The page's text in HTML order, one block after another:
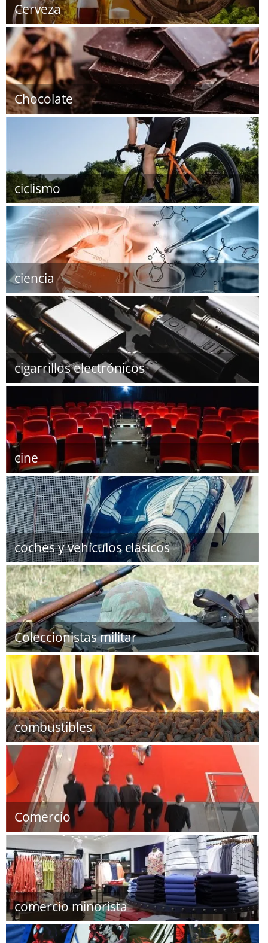
Cerveza
Chocolate
ciclismo
ciencia
cigarrillos electrónicos
cine
coches y vehículos clásicos
Coleccionistas militar
combustibles
Comercio
comercio minorista